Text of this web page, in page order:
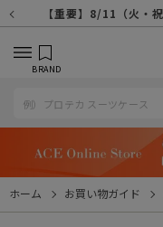
【重要】8/11（火・
【重要】令和８年
【重要】納品書・領
【重要】天候不良や交通
【重要】悪
【重要】各種メ
【重要】お
【重要】SNSの
BRAND
ホーム お買い物ガイド